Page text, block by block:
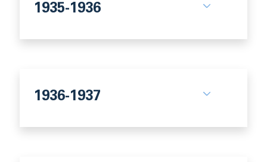
1935-1936
1936-1937